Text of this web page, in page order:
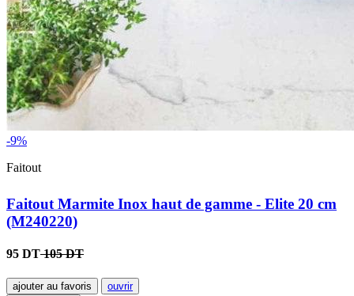
-9%
Faitout
Faitout Marmite Inox haut de gamme - Elite 20 cm
(M240220)
95 DT105 DT
ajouter au favoris
ouvrir